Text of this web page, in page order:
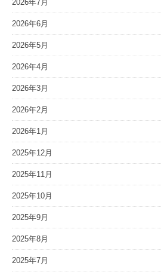
2026年7月
2026年6月
2026年5月
2026年4月
2026年3月
2026年2月
2026年1月
2025年12月
2025年11月
2025年10月
2025年9月
2025年8月
2025年7月